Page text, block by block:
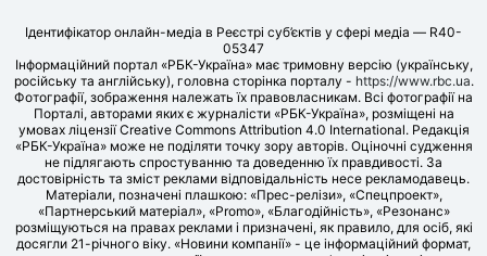
Ідентифікатор онлайн-медіа в Реєстрі суб’єктів у сфері медіа — R40-
05347
Інформаційний портал «РБК-Україна» має тримовну версію (українську,
російську та англійську), головна сторінка порталу - https://www.rbc.ua.
Фотографії, зображення належать їх правовласникам. Всі фотографії на
Порталі, авторами яких є журналісти «РБК-Україна», розміщені на
умовах ліцензії Creative Commons Attribution 4.0 International. Редакція
«РБК-Україна» може не поділяти точку зору авторів. Оціночні судження
не підлягають спростуванню та доведенню їх правдивості. За
достовірність та зміст реклами відповідальність несе рекламодавець.
Матеріали, позначені плашкою: «Прес-релізи», «Спецпроект»,
«Партнерський матеріал», «Promo», «Благодійність», «Резонанс»
розміщуються на правах реклами і призначені, як правило, для осіб, які
досягли 21-річного віку. «Новини компанії» - це інформаційний формат,